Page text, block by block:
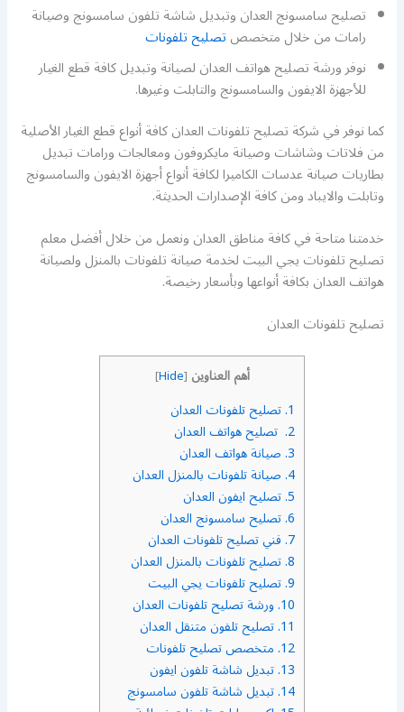
تصليح سامسونج العدان وتبديل شاشة تلفون سامسونج وصيانة
رامات من خلال متخصصتصليح تلفونات
نوفر ورشة تصليح هواتف العدان لصيانة وتبديل كافة قطع الغيار
للأجهزة الايفون والسامسونج والتابلت وغيرها.
كما نوفر في شركة تصليح تلفونات العدان كافة أنواع قطع الغيار الأصلية
من فلاتات وشاشات وصيانة مايكروفون ومعالجات ورامات تبديل
بطاريات صيانة عدسات الكاميرا لكافة أنواع أجهزة الايفون والسامسونج
وتابلت والايباد ومن كافة الإصدارات الحديثة.
خدمتنا متاحة في كافة مناطق العدان ونعمل من خلال أفضل معلم
تصليح تلفونات يجي البيت لخدمة صيانة تلفونات بالمنزل ولصيانة
هواتف العدان بكافة أنواعها وبأسعار رخيصة.
تصليح تلفونات العدان
أهم العناوين [
Hide
]
1. تصليح تلفونات العدان
2. تصليح هواتف العدان
3. صيانة هواتف العدان
4. صيانة تلفونات بالمنزل العدان
5. تصليح ايفون العدان
6. تصليح سامسونج العدان
7. فني تصليح تلفونات العدان
8. تصليح تلفونات بالمنزل العدان
9. تصليح تلفونات يجي البيت
10. ورشة تصليح تلفونات العدان
11. تصليح تلفون متنقل العدان
12. متخصص تصليح تلفونات
13. تبديل شاشة تلفون ايفون
14. تبديل شاشة تلفون سامسونج